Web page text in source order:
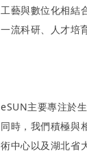
工藝與數位化相結
一流科研、人才培
eSUN主要專注於
同時，我們積極與
術中心以及湖北省